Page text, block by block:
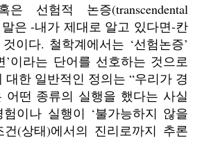
선험적 논증(transcendental
말은 -내가 제대로 알고 있다면-칸
이다. 철학계에서는 ‘선험논증’
’이라는 단어를 선호하는 것으로
대한 일반적인 정의는 “우리가 경
어떤 종류의 실행을 했다는 사실
이나 실행이 ‘불가능하지 않을
(상태)에서의 진리로까지 추론